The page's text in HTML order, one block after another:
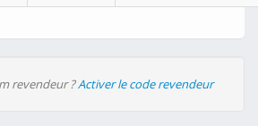
revendeur ?Activer le code revendeur